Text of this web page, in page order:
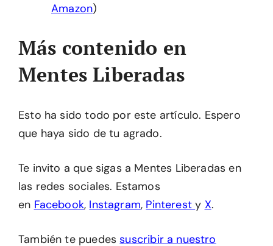
Amazon)
Más contenido en
Mentes Liberadas
Esto ha sido todo por este artículo. Espero
que haya sido de tu agrado.
Te invito a que sigas a Mentes Liberadas en
las redes sociales. Estamos
en Facebook, Instagram, Pinteresty X.
También te puedessuscribir a nuestro